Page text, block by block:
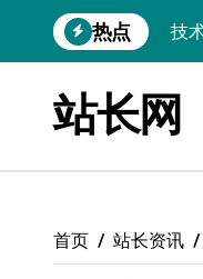
到
热点
技
数
站长网
首页 站长资讯